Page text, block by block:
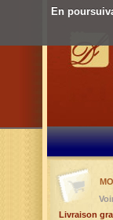
En
Livraison